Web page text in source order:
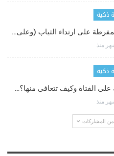
ذكية
على ارتداء الثياب (وعلى…
ذكية
الفتاة وكيف تتعافى منها؟…
من المشاركات